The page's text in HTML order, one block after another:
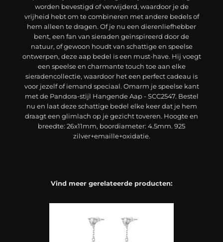
worden bevestigd of verwijderd, waardoor je de
vrijheid hebt om te combineren met andere bedels of
hem alleen te dragen. Of je nu een dierenliefhebber
bent, een fan van sieraden geïnspireerd door de
natuur, of gewoon houdt van schattige en speelse
ontwerpen, deze aap bedel is een must-have. Hij voegt
een speelse en charmante touch toe aan elke
sieradencollectie, waardoor het een perfect cadeau is
voor jezelf of iemand speciaal. Omarm je speelse kant
met de Pandora-stijl Hangende Aap - SCC2547. Bestel
nu en laat deze schattige bedel elke keer dat je hem
draagt een glimlach op je gezicht toveren. Hoogte en
breedte: 26x11mm, boordiameter: 4.5mm. 925
zilver+emaille+oxidatie.
Vind meer gerelateerde producten: